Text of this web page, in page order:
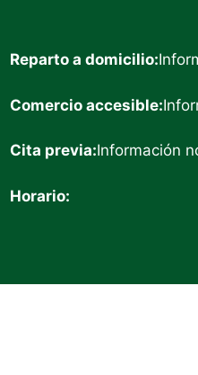
Reparto a domicilio:
Comercio accesible:
Cita previa:Información
Horario: